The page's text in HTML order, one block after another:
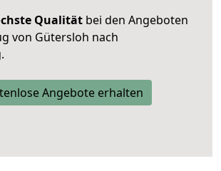
Qualität bei den Angeboten
von Gütersloh nach
Angebote erhalten